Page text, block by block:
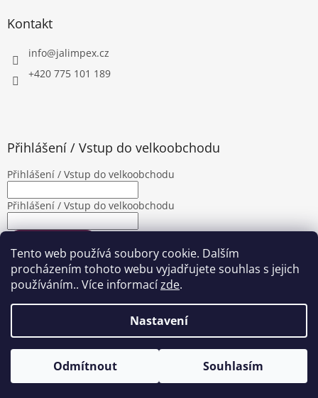
Tento web používá soubory cookie. Dalším
procházením tohoto webu vyjadřujete souhlas s jejich
používáním.. Více informacízde.
Nastavení
Odmítnout Souhlasím
Kontakt
info@jalimpex.cz
+420 775 101 189
Přihlášení / Vstup do velkoobchodu
Přihlášení / Vstup do velkoobchodu
Přihlášení / Vstup do velkoobchodu
Nová registrace Zapomenuté heslo
Vytvořil Shoptet|Upravila Shopea.cz
Copyright 2026Jalimpex . Všechna práva vyhrazena.